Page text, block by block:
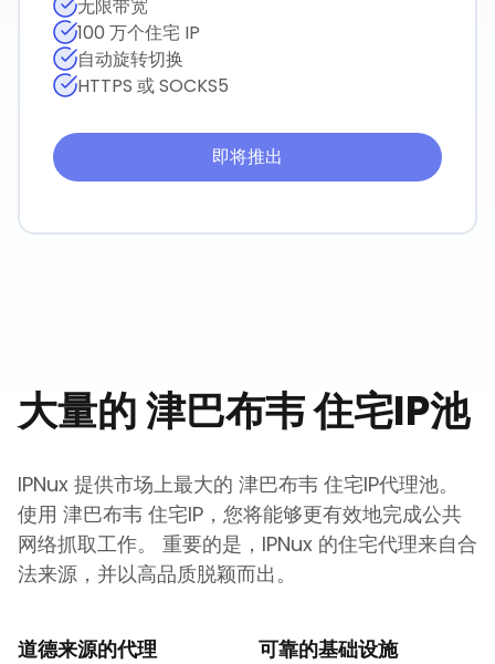
无限带宽
100 万个住宅 IP
自动旋转切换
HTTPS 或 SOCKS5
即将推出
大量的津巴布韦住宅IP池
IPNux 提供市场上最大的 津巴布韦 住宅IP代理池。
使用 津巴布韦 住宅IP，您将能够更有效地完成公共
网络抓取工作。 重要的是，IPNux 的住宅代理来自合
法来源，并以高品质脱颖而出。
道德来源的代理 可靠的基础设施